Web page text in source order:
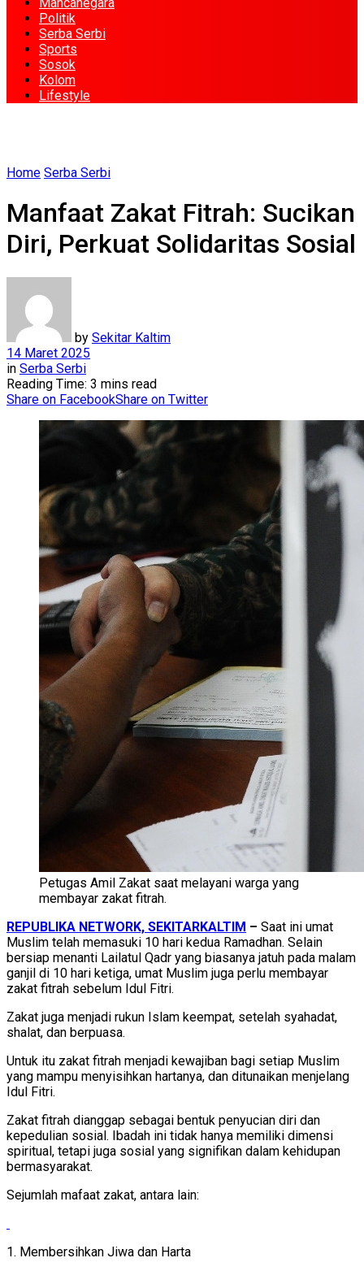
Politik
Serba Serbi
Sports
Sosok
Kolom
Lifestyle
Home Serba Serbi
Manfaat Zakat Fitrah: Sucikan
Diri, Perkuat Solidaritas Sosial
by Sekitar Kaltim
14 Maret 2025
in Serba Serbi
Reading Time: 3 mins read
Share on FacebookShare on Twitter
Petugas Amil Zakat saat melayani warga yang
membayar zakat fitrah.
REPUBLIKA NETWORK, SEKITARKALTIM – Saat ini umat
Muslim telah memasuki 10 hari kedua Ramadhan. Selain
bersiap menanti Lailatul Qadr yang biasanya jatuh pada malam
ganjil di 10 hari ketiga, umat Muslim juga perlu membayar
zakat fitrah sebelum Idul Fitri.
Zakat juga menjadi rukun Islam keempat, setelah syahadat,
shalat, dan berpuasa.
Untuk itu zakat fitrah menjadi kewajiban bagi setiap Muslim
yang mampu menyisihkan hartanya, dan ditunaikan menjelang
Idul Fitri.
Zakat fitrah dianggap sebagai bentuk penyucian diri dan
kepedulian sosial. Ibadah ini tidak hanya memiliki dimensi
spiritual, tetapi juga sosial yang signifikan dalam kehidupan
bermasyarakat.
Sejumlah mafaat zakat, antara lain:
1. Membersihkan Jiwa dan Harta